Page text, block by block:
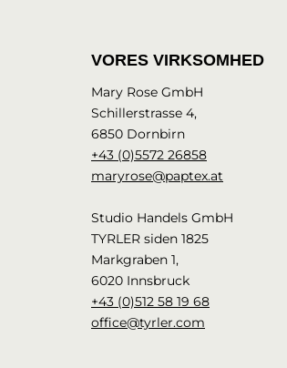
VORES VIRKSOMHED
Mary Rose GmbH
Schillerstrasse 4,
6850 Dornbirn
+43 (0)5572 26858
maryrose@paptex.at
Studio Handels GmbH
TYRLER siden 1825
Markgraben 1,
6020 Innsbruck
+43 (0)512 58 19 68
office@tyrler.com